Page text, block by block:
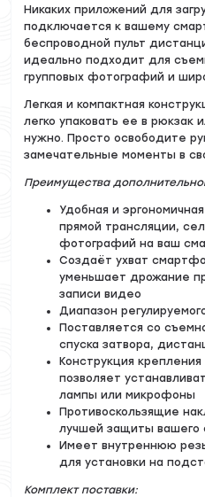
Никаких приложений для
подключается к вашему
беспроводной пульт
идеально подходит для
групповых фотографий и
Легкая и компактная
легко упаковать ее в рюкзак
нужно. Просто освободите
замечательные моменты в
Преимущества
Удобная и
прямой трансляции,
фотографий на ваш
Создаёт ухват
уменьшает дрожание
записи видео
Диапазон
Поставляется со
спуска затвора,
Конструкция
позволяет
лампы или микрофоны
Противоскользящие
лучшей защиты вашего
Имеет внутреннюю
для установки на
Комплект поставки: